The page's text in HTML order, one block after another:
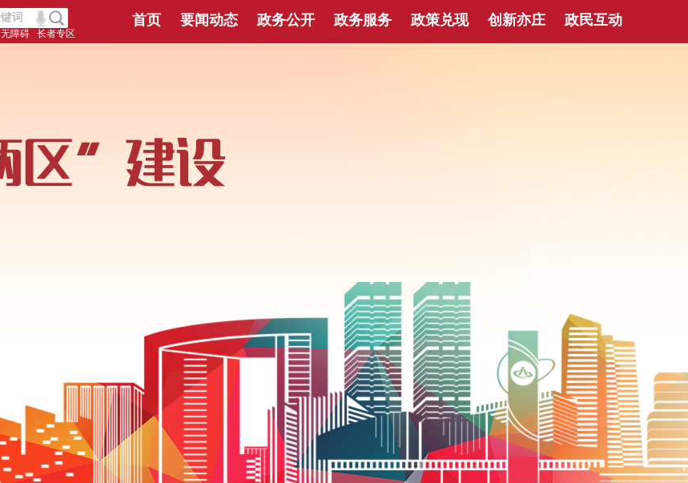
无障碍 长者专区
首页 要闻动态 政务公开 政务服务 政策兑现 创新亦庄 政民互动